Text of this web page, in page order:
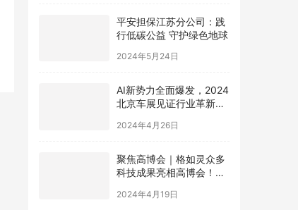
平安担保江苏分公司：践
行低碳公益 守护绿色地球
2024年5月24日
AI新势力全面爆发，2024
北京车展见证行业革新，
极空间AI NAS成为领跑者
2024年4月26日
聚焦高博会｜格如灵众多
科技成果亮相高博会！助
力高等教育提质增效
2024年4月19日